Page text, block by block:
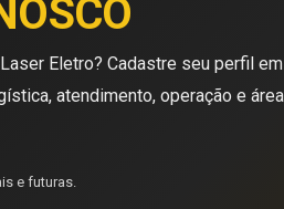
Eletro? Cadastre seu perfil
atendimento, operação e
e futuras.